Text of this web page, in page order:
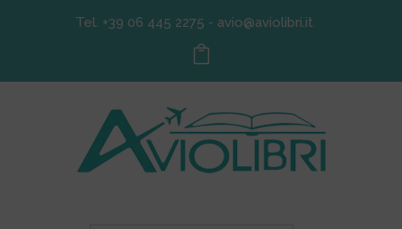
Tel. +39 06 445 2275 - avio@aviolibri.it